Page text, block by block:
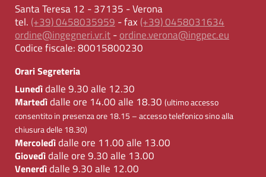
Santa Teresa 12 - 37135 - Verona
tel. (+39) 0458035959 - fax (+39) 0458031634
ordine@ingegneri.vr.it-ordine.verona@ingpec.eu
Codice fiscale:80015800230
Orari Segreteria
Lunedìdalle 9.30 alle 12.30
Martedìdalle ore 14.00 alle 18.30 (ultimo accesso
consentito in presenza ore 18.15 – accesso telefonico sino alla
chiusura delle 18.30)
Mercoledìdalle ore 11.00 alle 13.00
Giovedìdalle ore 9.30 alle 13.00
Venerdìdalle 9.30 alle 12.00